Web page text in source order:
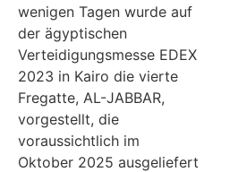
wenigen Tagen wurde auf
der ägyptischen
Verteidigungsmesse EDEX
2023 in Kairo die vierte
Fregatte, AL-JABBAR,
vorgestellt, die
voraussichtlich im
Oktober 2025 ausgeliefert